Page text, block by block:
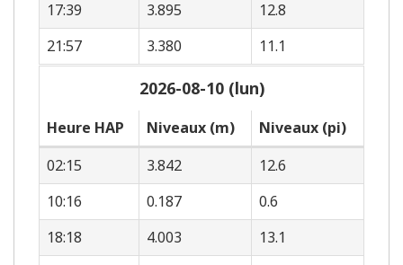
17:39
3.895
12.8
21:57
3.380 11.1
2026-08-10 (lun)
Heure HAP Niveaux (m)
Niveaux (pi)
02:15
3.842
12.6
10:16
0.187
0.6
18:18
4.003
13.1